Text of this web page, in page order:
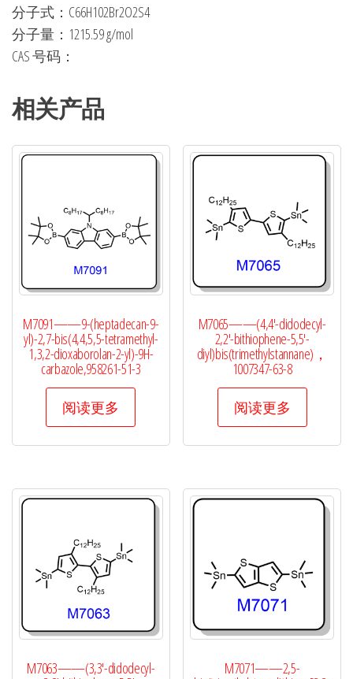
分子式：C66H102Br2O2S4
分子量：1215.59 g/mol
CAS 号码：
相关产品
M7091——9-(heptadecan-9-
yl)-2,7-bis(4,4,5,5-tetramethyl-
1,3,2-dioxaborolan-2-yl)-9H-
carbazole,958261-51-3
阅读更多
M7065——(4,4′-didodecyl-
2,2′-bithiophene-5,5′-
diyl)bis(trimethylstannane)，
1007347-63-8
阅读更多
M7063——(3,3′-didodecyl- M7071——2,5-